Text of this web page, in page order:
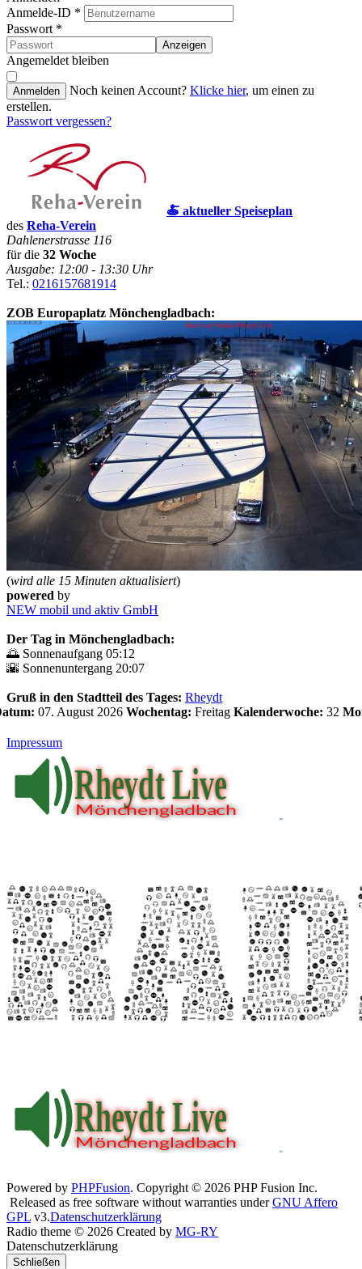
Anmelde-ID *
Passwort *
Anzeigen
Angemeldet bleiben
Anmelden Noch keinen Account? Klicke hier, um einen zu
erstellen.
Passwort vergessen?
🍝 aktueller Speiseplan
des Reha-Verein
Dahlenerstrasse 116
für die 32 Woche
Ausgabe: 12:00 - 13:30 Uhr
Tel.: 0216157681914
ZOB Europaplatz Mönchengladbach:
(wird alle 15 Minuten aktualisiert)
powered by
NEW mobil und aktiv GmbH
Der Tag in Mönchengladbach:
🌅 Sonnenaufgang 05:12
🌇 Sonnenuntergang 20:07
Gruß in den Stadtteil des Tages: Rheydt
07. August 2026 Wochentag: Freitag Kalenderwoche: 32
Impressum
Powered by PHPFusion. Copyright © 2026 PHP Fusion Inc.
Released as free software without warranties underGNU Affero
GPL v3.Datenschutzerklärung
Radio theme © 2026 Created by MG-RY
Datenschutzerklärung
Schließen